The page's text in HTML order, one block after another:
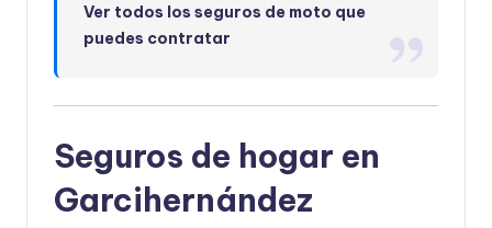
Ver todos los seguros de moto que
puedes contratar
Seguros de hogar en
Garcihernández